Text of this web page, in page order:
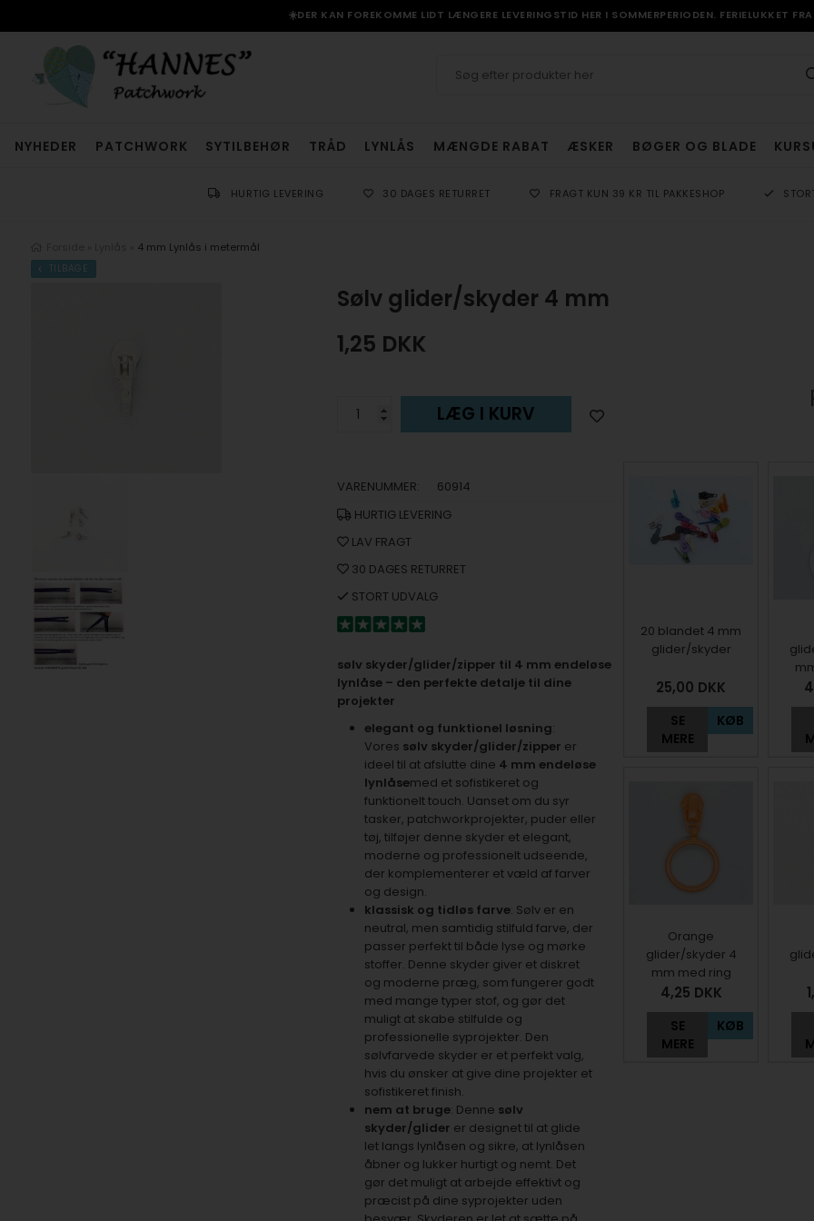
☀️DER KAN FOREKOMME LIDT LÆNGERE LEVERINGSTID HER I SOMMERPERIODEN. FERIELUKKET
NYHEDER PATCHWORK SYTILBEHØR TRÅD LYNLÅS MÆNGDE RABAT ÆSKER BØGER OG BLADE
HURTIG LEVERING 30 DAGES RETURRET FRAGT KUN 39 KR TIL PAKKESHOP
4 mm Lynlås i metermål
TILBAGE
Sølv glider/skyder 4 mm
1,25 DKK
LÆG I KURV
VARENUMMER:
60914
HURTIG LEVERING
LAV FRAGT
30 DAGES RETURRET
STORT UDVALG
sølv skyder/glider/zipper til 4 mm endeløse
lynlåse – den perfekte detalje til dine
projekter
elegant og funktionel løsning:
Vores sølv skyder/glider/zipper er
ideel til at afslutte dine 4 mm endeløse
lynlåsemed et sofistikeret og
funktionelt touch. Uanset om du syr
tasker, patchworkprojekter, puder eller
tøj, tilføjer denne skyder et elegant,
moderne og professionelt udseende,
der komplementerer et væld af farver
og design.
klassisk og tidløs farve: Sølv er en
neutral, men samtidig stilfuld farve, der
passer perfekt til både lyse og mørke
stoffer. Denne skyder giver et diskret
og moderne præg, som fungerer godt
med mange typer stof, og gør det
muligt at skabe stilfulde og
professionelle syprojekter. Den
sølvfarvede skyder er et perfekt valg,
hvis du ønsker at give dine projekter et
sofistikeret finish.
nem at bruge: Denne sølv
skyder/glider er designet til at glide
let langs lynlåsen og sikre, at lynlåsen
åbner og lukker hurtigt og nemt. Det
gør det muligt at arbejde effektivt og
præcist på dine syprojekter uden
20 blandet 4 mm
glider/skyder
25,00 DKK
SE
MERE
KØB
Orange
glider/skyder 4
mm med ring
4,25 DKK
SE
MERE
KØB